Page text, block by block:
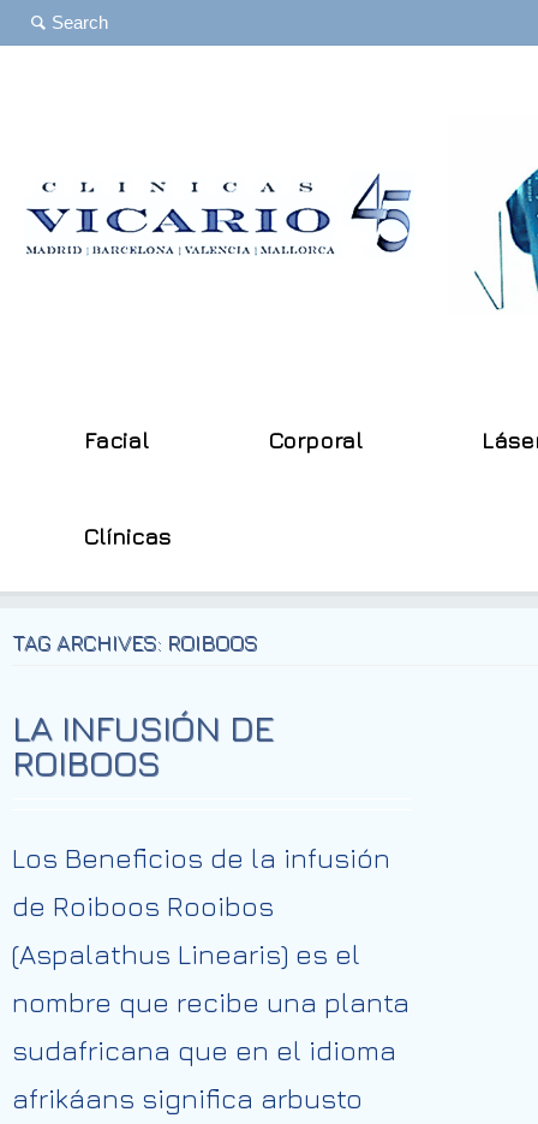
Facial Corporal
Clínicas
TAG ARCHIVES: ROIBOOS
LA INFUSIÓN DE
ROIBOOS
Los Beneficios de la infusión
de Roiboos Rooibos
(Aspalathus Linearis) es el
nombre que recibe una planta
sudafricana que en el idioma
afrikáans significa arbusto